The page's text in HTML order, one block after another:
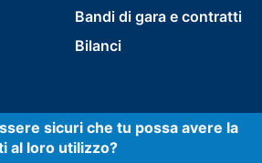
Bandi di gara e contratti
Bilanci
sicuri che tu possa avere la
al loro utilizzo?